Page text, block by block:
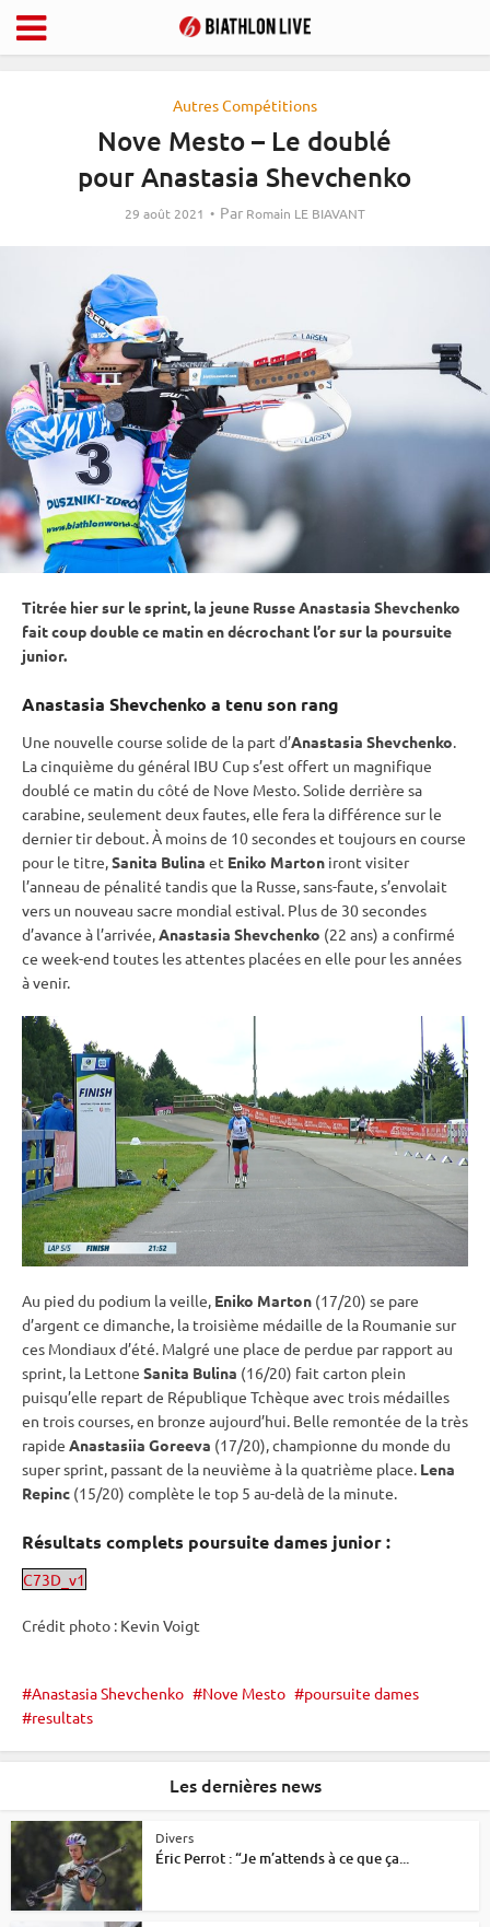
Autres Compétitions
Nove Mesto – Le doublé
pour Anastasia Shevchenko
29 août 2021 Par Romain LE BIAVANT
Titrée hier sur lesprint, la jeune Russe Anastasia Shevchenko
fait coup double ce matin en décrochant l’or sur la poursuite
junior.
Anastasia Shevchenko a tenu son rang
Une nouvelle course solide de la part d’Anastasia Shevchenko.
La cinquième du général IBU Cups’est offert un magnifique
doublé ce matin du côté de Nove Mesto. Solide derrière sa
carabine, seulement deux fautes, elle fera la différence sur le
dernier tirdebout. À moins de 10 secondes et toujours en course
pour le titre,Sanita Bulina et Eniko Marton iront visiter
l’anneau de pénalité tandis que la Russe, sans-faute, s’envolait
vers un nouveau sacre mondial estival. Plus de 30 secondes
d’avance à l’arrivée,Anastasia Shevchenko (22 ans) a confirmé
ce week-end toutes les attentes placées en elle pour les années
à venir.
Au pied du podium la veille, Eniko Marton (17/20) se pare
d’argent ce dimanche, la troisième médaille de la Roumanie sur
ces Mondiaux d’été. Malgré une place de perdue par rapport au
sprint, la Lettone Sanita Bulina (16/20) fait carton plein
puisqu’elle repart de République Tchèque avec trois médailles
en trois courses, en bronze aujourd’hui. Belle remontée de la très
rapide Anastasiia Goreeva (17/20), championne du monde du
supersprint, passant de la neuvième à la quatrième place. Lena
Repinc (15/20) complète le top 5 au-delà de la minute.
Résultats complets poursuitedames junior :
C73D_v1
Crédit photo : Kevin Voigt
Anastasia Shevchenko Nove Mesto
poursuite dames
resultats
Les dernières news
Divers
Éric Perrot : “Je m’attends à ce que ça...